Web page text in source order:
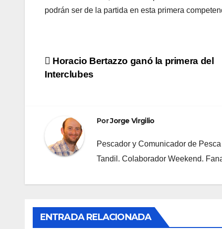
podrán ser de la partida en esta primera
Navegación
Horacio Bertazzo ganó la primera del
Interclubes
PorJorge Virgilio
Pescador y Comunicador de
Tandil. Colaborador Weekend.
ENTRADA RELACIONADA